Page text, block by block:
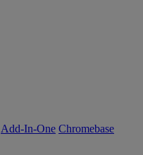
Add-In-One Chromebase